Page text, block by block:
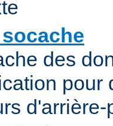
des
pour
d'arrière-